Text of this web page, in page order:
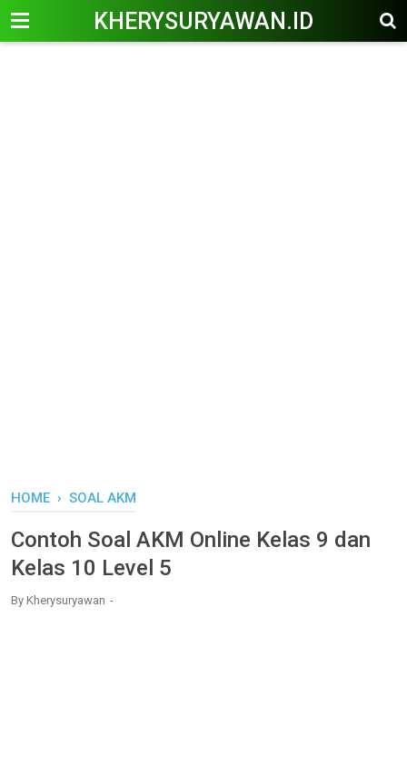
KHERYSURYAWAN.ID
HOME › SOAL AKM
Contoh Soal AKM Online Kelas 9 dan
Kelas 10 Level 5
By Kherysuryawan